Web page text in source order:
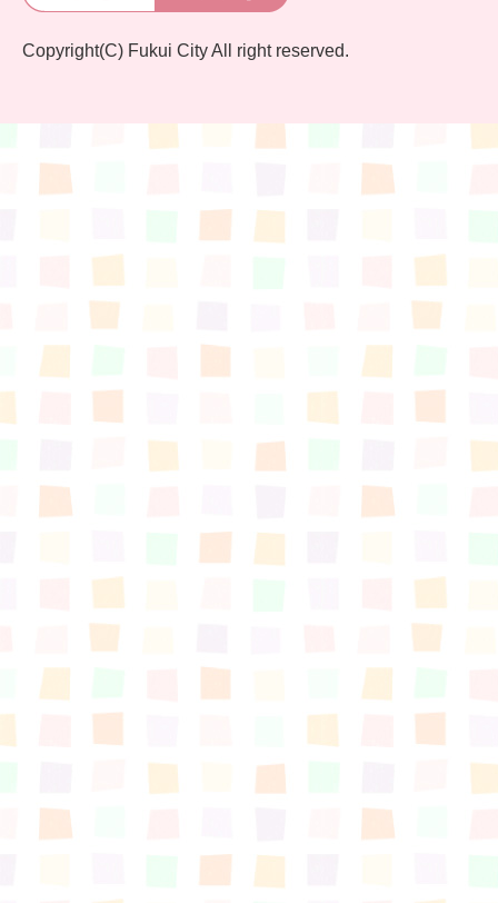
Copyright(C) Fukui City All right reserved.